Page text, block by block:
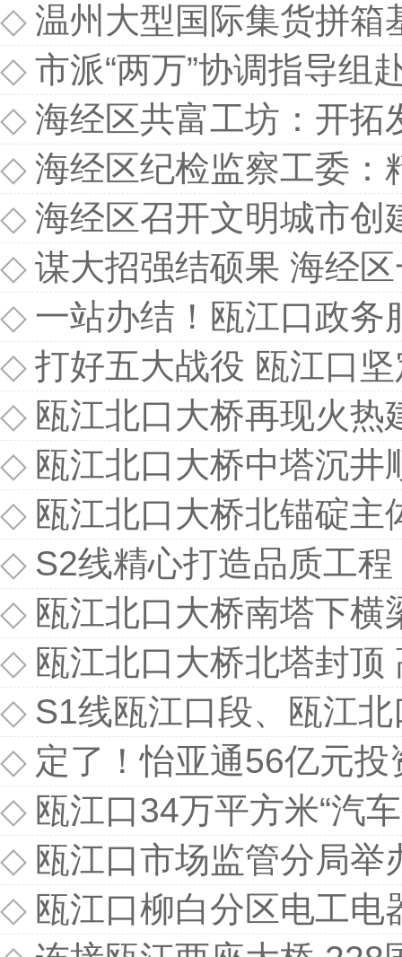
◇ 温州大型国际集货拼箱
◇ 市派“两万”协调指导组
◇ 海经区共富工坊：开拓
◇ 海经区纪检监察工委：精
◇ 海经区召开文明城市创
◇ 谋大招强结硕果 海经
◇ 一站办结！瓯江口政务
◇ 打好五大战役 瓯江口
◇ 瓯江北口大桥再现火热
◇ 瓯江北口大桥中塔沉井
◇ 瓯江北口大桥北锚碇主
◇ S2线精心打造品质工程
◇ 瓯江北口大桥南塔下横
◇ 瓯江北口大桥北塔封顶
◇ S1线瓯江口段、瓯江
◇ 定了！怡亚通56亿元
◇ 瓯江口34万平方米“汽车
◇ 瓯江口市场监管分局举办
◇ 瓯江口柳白分区电工